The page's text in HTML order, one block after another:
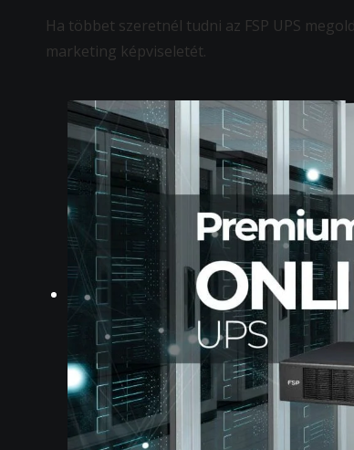
Ha többet szeretnél tudni az FSP UPS
marketing képviseletét.